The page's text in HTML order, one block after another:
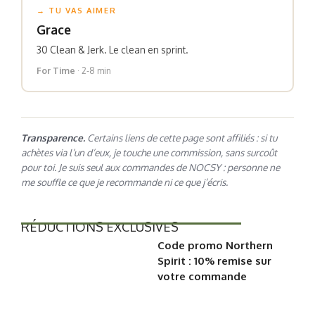
→ TU VAS AIMER
Grace
30 Clean & Jerk. Le clean en sprint.
For Time · 2-8 min
Transparence. Certains liens de cette page sont affiliés : si tu
achètes via l’un d’eux, je touche une commission, sans surcoût
pour toi. Je suis seul aux commandes de NOCSY : personne ne
me souffle ce que je recommande ni ce que j’écris.
RÉDUCTIONS EXCLUSIVES
Code promo Northern
Spirit : 10% remise sur
votre commande